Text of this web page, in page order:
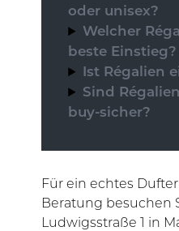
oder unisex?
Welcher
beste Einstieg?
Ist Régalien
Sind
buy-sicher?
Für ein echtes
Beratung besuchen
Ludwigsstraße 1 in